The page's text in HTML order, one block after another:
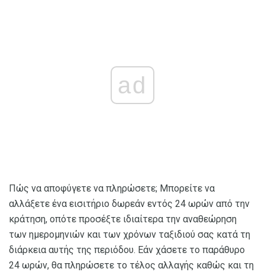
ad
Πώς να αποφύγετε να πληρώσετε; Μπορείτε να
αλλάξετε ένα εισιτήριο δωρεάν εντός 24 ωρών από την
κράτηση, οπότε προσέξτε ιδιαίτερα την αναθεώρηση
των ημερομηνιών και των χρόνων ταξιδιού σας κατά τη
διάρκεια αυτής της περιόδου. Εάν χάσετε το παράθυρο
24 ωρών, θα πληρώσετε το τέλος αλλαγής καθώς και τη